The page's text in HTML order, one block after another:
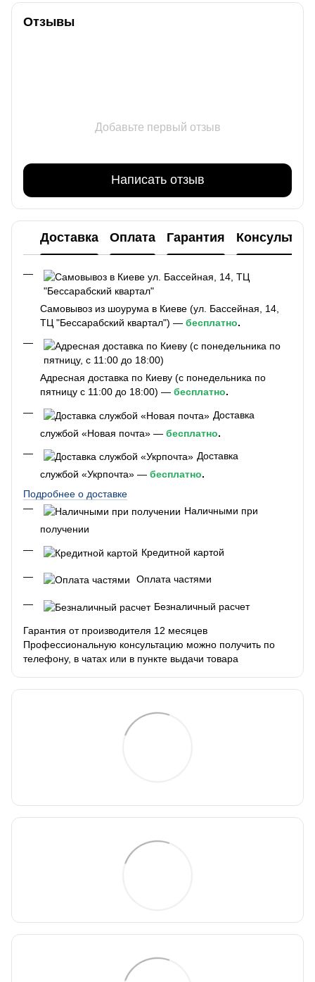
Отзывы
Добавьте первый отзыв
Написать отзыв
Доставка Оплата Гарантия
Самовывоз из шоурума в Киеве (ул. Бассейная, 14,
ТЦ "Бессарабский квартал") — бесплатно.
Адресная доставка по Киеву (с понедельника по
пятницу с 11:00 до 18:00) — бесплатно.
Доставка
службой «Новая почта» — бесплатно.
Доставка
службой «Укрпочта» — бесплатно.
Подробнее о доставке
Наличными при
получении
Кредитной картой
Оплата частями
Безналичный расчет
Гарантия от производителя 12 месяцев
Профессиональную консультацию можно получить по
телефону, в чатах или в пункте выдачи товара